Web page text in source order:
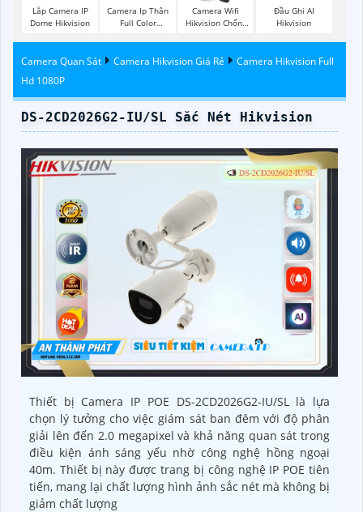
Lắp Camera IP
Dome Hikvision
Camera Ip Thân
Full Color
Camera Wifi
Hikvision Chống
Đầu Ghi AI
Hikvision
Camera Quan Sát Camera Hikvision Giá Rẻ
Camera Hikvision Full
Hd 1080P
DS-2CD2026G2-IU/SL Sắc Nét Hikvision
Thiết bị Camera IP POE DS-2CD2026G2-IU/SL là lựa
chọn lý tưởng cho việc giám sát ban đêm với độ phân
giải lên đến 2.0 megapixel và khả năng quan sát trong
điều kiện ánh sáng yếu nhờ công nghệ hồng ngoại
40m. Thiết bị này được trang bị công nghệ IP POE tiên
tiến, mang lại chất lượng hình ảnh sắc nét mà không bị
giảm chất lượng